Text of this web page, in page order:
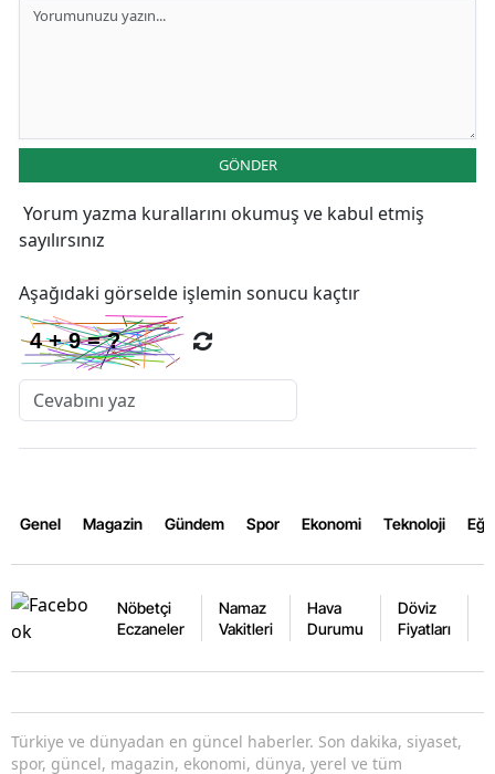
GÖNDER
Yorum yazma kurallarını okumuş ve kabul etmiş
sayılırsınız
Aşağıdaki görselde işlemin sonucu kaçtır
Genel Magazin Gündem Spor Ekonomi Teknoloji
Nöbetçi
Eczaneler
Namaz
Vakitleri
Hava
Durumu
Döviz
Fiyatları
Türkiye ve dünyadan en güncel haberler. Son dakika, siyaset,
spor, güncel, magazin, ekonomi, dünya, yerel ve tüm